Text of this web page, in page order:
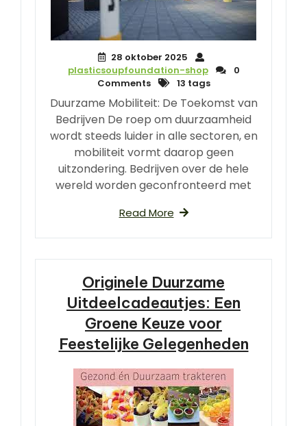
28 oktober 2025
plasticsoupfoundation-shop
0
Comments
13 tags
Duurzame Mobiliteit: De Toekomst van
Bedrijven De roep om duurzaamheid
wordt steeds luider in alle sectoren, en
mobiliteit vormt daarop geen
uitzondering. Bedrijven over de hele
wereld worden geconfronteerd met
Read More
Originele Duurzame
Uitdeelcadeautjes: Een
Groene Keuze voor
Feestelijke Gelegenheden